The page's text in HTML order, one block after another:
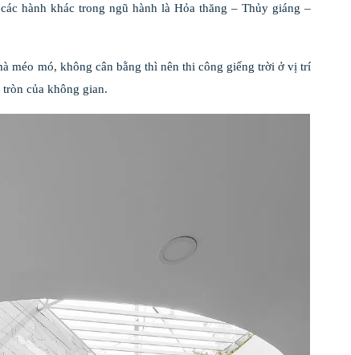
hành khác trong ngũ hành là Hỏa thăng – Thủy giáng –
méo mó, không cân bằng thì nên thi công giếng trời ở vị trí
của không gian.